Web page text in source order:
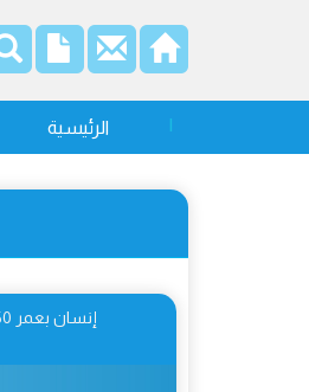
الرئيسية
إنسان بعمر 250 سنة | مواجهة الإمامين الهادي والعسكري (ع) للسلطة